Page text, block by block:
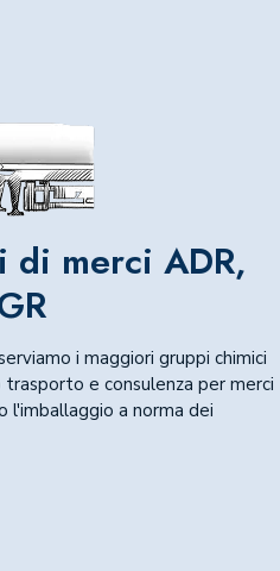
di merci ADR,
i maggiori gruppi chimici
e consulenza per merci
l'imballaggio a norma dei